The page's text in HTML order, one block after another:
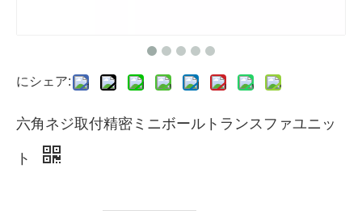
にシェア:
六角ネジ取付精密ミニボールトランスファユニッ
ト